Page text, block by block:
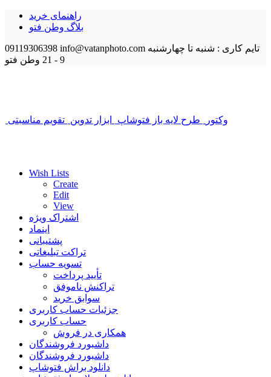
راهنمای خرید
بلاگ وطن فتو
09119306398 info@vatanphoto.com تایم کاری : شنبه تا چهارشنبه
9 - 21
وطن فتو
وکتور طرح لایه باز فتوشاپ ابزار تدوین تقویم مناسبتی
Wish Lists
Create
Edit
View
اشتراک ویژه
اینماد
پشتیبانی
تراکت تبلیغاتی
تسویه حساب
تأیید پرداخت
تراکنش ناموفق
سوابق خرید
جزئیات حساب کاربری
حساب کاربری
همکاری در فروش
داشبورد فروشندگان
داشبورد فروشندگان
دانلود براش فتوشاپ